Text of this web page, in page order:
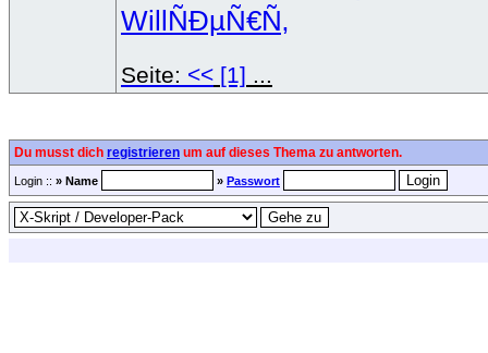
Will ÑÐµÑ€Ñ‚
Seite: << [1] ...
Du musst dich registrieren um auf dieses Thema zu antworten.
Login :: » Name » Passwort